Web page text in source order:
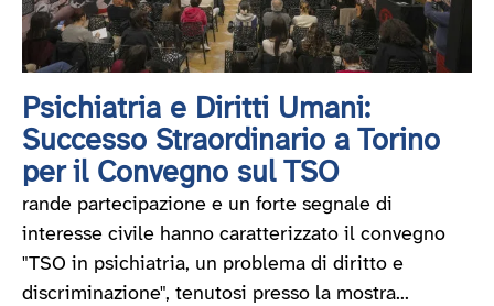
Psichiatria e Diritti Umani:
Successo Straordinario a Torino
per il Convegno sul TSO
rande partecipazione e un forte segnale di
interesse civile hanno caratterizzato il convegno
"TSO in psichiatria, un problema di diritto e
discriminazione", tenutosi presso la mostra...